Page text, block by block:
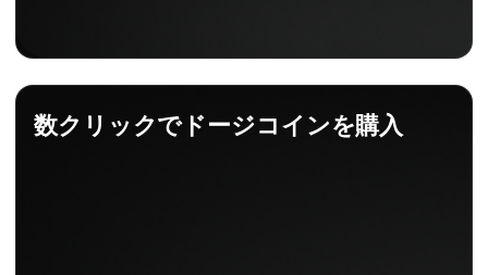
数クリックでドージコインを購入